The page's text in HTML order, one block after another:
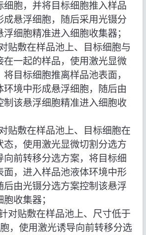
细胞，并将目标细胞推入样品
成悬浮细胞，随后采用光镊分
细胞精准进入细胞收集器；
贴敷在样品池上、目标细胞与
在一起的样品，使用激光显微
目标细胞推离样品池表面，
环境中形成悬浮细胞，随后由
制该悬浮细胞精准进入细胞收
贴敷在样品池上、目标细胞在
态，使用激光显微切割分选方
向前转移分选方案，将目标细
面，进入样品池液体环境中形
后由光镊分选方案控制该悬浮
收集器；
对贴敷在样品池上、尺寸低于
，使用激光诱导向前转移分选